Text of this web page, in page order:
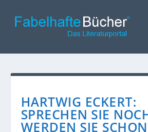
HARTWIG ECKERT:
SPRECHEN SIE
WERDEN SIE SCHON